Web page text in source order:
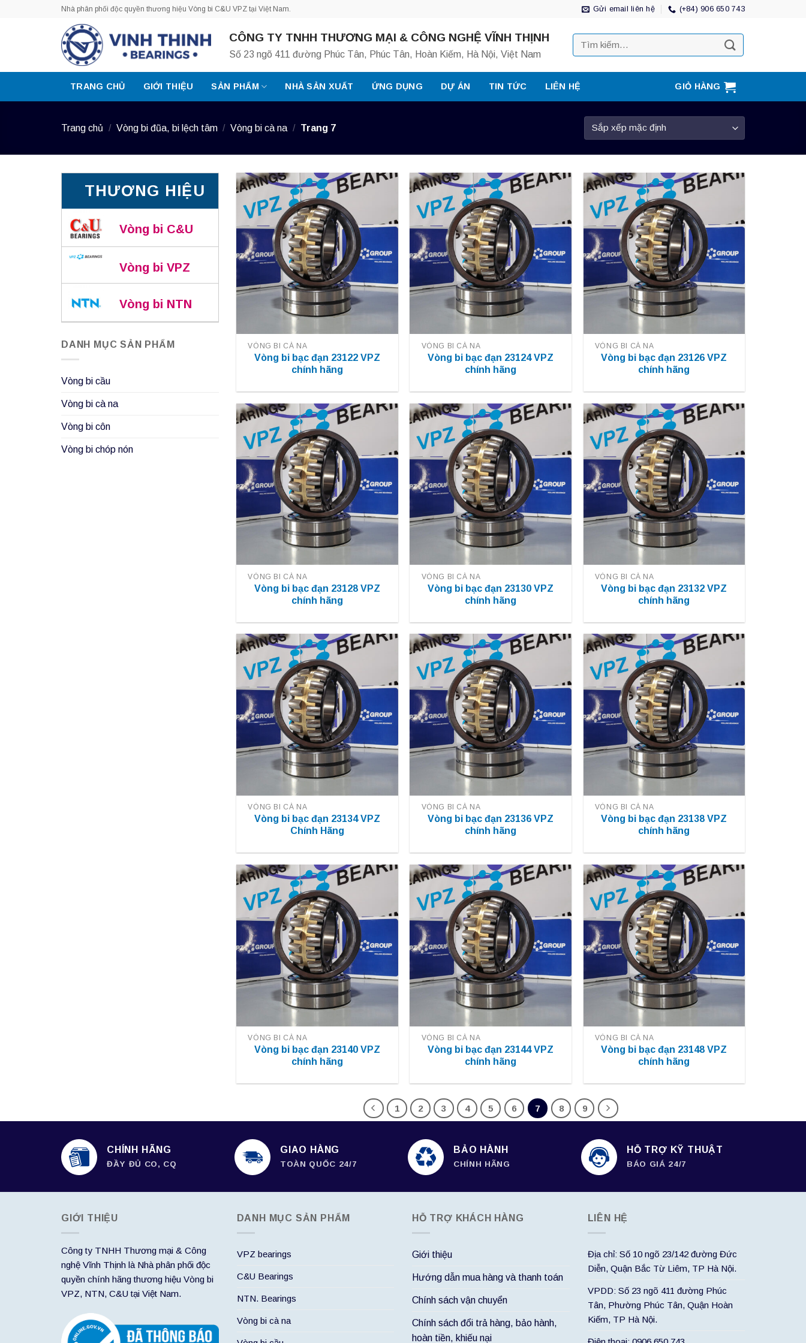
Nhà phân phối độc quyền thương hiệu Vòng bi C&U VPZ tại Việt Nam. Gửi email liên hệ (+84) 906 650 743
CÔNG TY TNHH THƯƠNG MẠI & CÔNG NGHỆ VĨNH THỊNH
Số 23 ngõ 411 đường Phúc Tân, Phúc Tân, Hoàn Kiếm, Hà Nội, Việt Nam
Tìm
kiếm:
TRANG CHỦ GIỚI THIỆU SẢN PHẨM NHÀ SẢN XUẤT ỨNG DỤNG DỰ ÁN TIN TỨC LIÊN HỆ GIỎ HÀNG
Trang chủ / Vòng bi đũa, bi lệch tâm / Vòng bi cà na / Trang 7
THƯƠNG HIỆU
Vòng bi C&U
Vòng bi VPZ
Vòng bi NTN
DANH MỤC SẢN PHẨM
Vòng bi cầu
Vòng bi cà na
Vòng bi côn
Vòng bi chóp nón
VÒNG BI CÀ NA
Vòng bi bạc đạn 23122 VPZ
chính hãng
VÒNG BI CÀ NA
Vòng bi bạc đạn 23124 VPZ
chính hãng
VÒNG BI CÀ NA
Vòng bi bạc đạn 23126 VPZ
chính hãng
VÒNG BI CÀ NA
Vòng bi bạc đạn 23128 VPZ
chính hãng
VÒNG BI CÀ NA
Vòng bi bạc đạn 23130 VPZ
chính hãng
VÒNG BI CÀ NA
Vòng bi bạc đạn 23132 VPZ
chính hãng
VÒNG BI CÀ NA
Vòng bi bạc đạn 23134 VPZ
Chính Hãng
VÒNG BI CÀ NA
Vòng bi bạc đạn 23136 VPZ
chính hãng
VÒNG BI CÀ NA
Vòng bi bạc đạn 23138 VPZ
chính hãng
VÒNG BI CÀ NA
Vòng bi bạc đạn 23140 VPZ
chính hãng
VÒNG BI CÀ NA
Vòng bi bạc đạn 23144 VPZ
chính hãng
VÒNG BI CÀ NA
Vòng bi bạc đạn 23148 VPZ
chính hãng
1 2 3 4 5 6 7 8 9
CHÍNH HÃNG
ĐẦY ĐỦ CO, CQ
GIAO HÀNG
TOÀN QUỐC 24/7
BẢO HÀNH
CHÍNH HÃNG
HỖ TRỢ KỸ THUẬT
BÁO GIÁ 24/7
GIỚI THIỆU
Công ty TNHH Thương mại & Công
nghệ Vĩnh Thịnh là Nhà phân phối độc
quyền chính hãng thương hiệu Vòng bi
VPZ, NTN, C&U tại Việt Nam.
DANH MỤC SẢN PHẨM
VPZ bearings
C&U Bearings
NTN. Bearings
Vòng bi cà na
HỖ TRỢ KHÁCH HÀNG
Giới thiệu
Hướng dẫn mua hàng và thanh toán
Chính sách vận chuyển
Chính sách đổi trả hàng, bảo hành,
hoàn tiền, khiếu nại
LIÊN HỆ
Địa chỉ: Số 10 ngõ 23/142 đường Đức
Diễn, Quận Bắc Từ Liêm, TP Hà Nội.
VPDD: Số 23 ngõ 411 đường Phúc
Tân, Phường Phúc Tân, Quận Hoàn
Kiếm, TP Hà Nội.